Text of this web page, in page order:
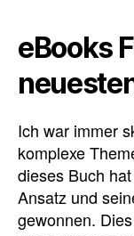
eBooks
Ich war immer
komplexe
dieses Buch
Ansatz und
gewonnen.